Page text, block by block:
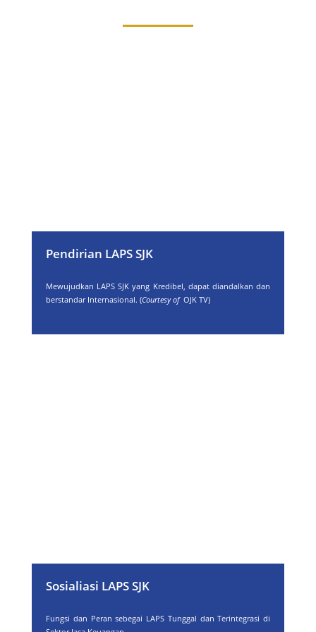
Pendirian LAPS SJK
Mewujudkan LAPS SJK yang Kredibel, dapat diandalkan dan
berstandar Internasional. (Courtesy ofOJK TV)
Sosialiasi LAPS SJK
Fungsi dan Peran sebegai LAPS Tunggal dan Terintegrasi di